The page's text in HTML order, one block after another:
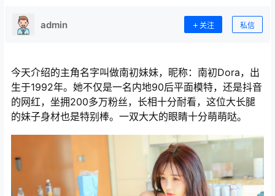
admin 关注 私信
今天介绍的主角名字叫做南初妹妹，昵称：南初Dora，出
生于1992年。她不仅是一名内地90后平面模特，还是抖音
的网红，坐拥200多万粉丝，长相十分耐看，这位大长腿
的妹子身材也是特别棒。一双大大的眼睛十分萌萌哒。